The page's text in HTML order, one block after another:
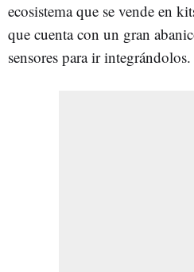
ecosistema que se vende en
que cuenta con un gran
sensores para ir integrándolos.